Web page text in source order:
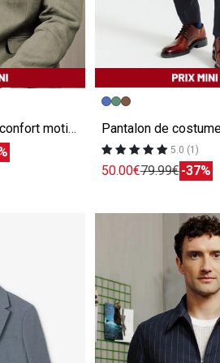
Veste de costume confort motif chevron 100% lin
Image précédente
Image suivante
5.0 (1)
50.00€79.99€-37%